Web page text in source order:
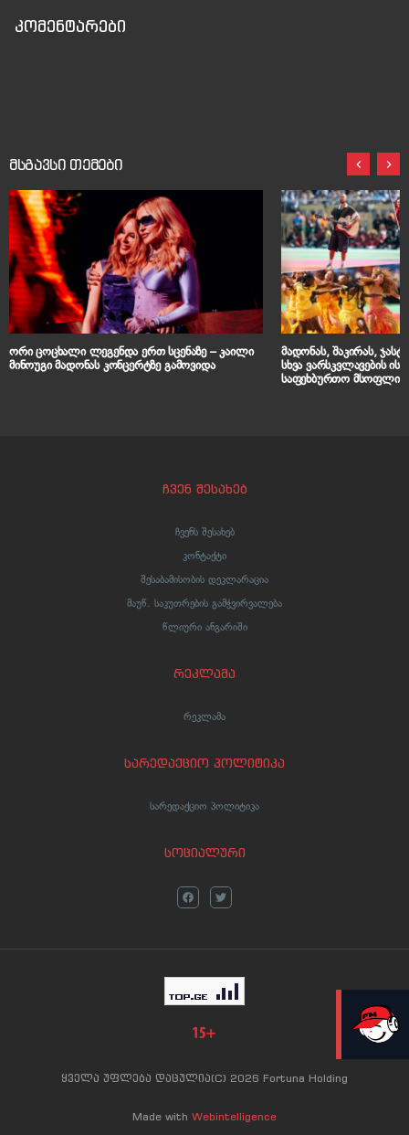
LIVE
კომენტარები
მსგავსი თემები
ორი ცოცხალი ლეგენდა ერთ სცენაზე – კაილი
მინოუგი მადონას კონცერტზე გამოვიდა
მადონას, შაკირას,
სხვა ვარსკვლავების
საფეხბურთო მსოფლიო
ჩვენ შესახებ
ჩვენს შესახებ
კონტაქტი
შესაბამისობის დეკლარაცია
მაუწ. საკუთრების გამჭვირვალება
წლიური ანგარიში
რეკლამა
რეკლამა
სარედაქციო პოლიტიკა
სარედაქციო პოლიტიკა
სოციალური
ყველა უფლება დაცულია(C) 2026 Fortuna Holding
Made with Webintelligence